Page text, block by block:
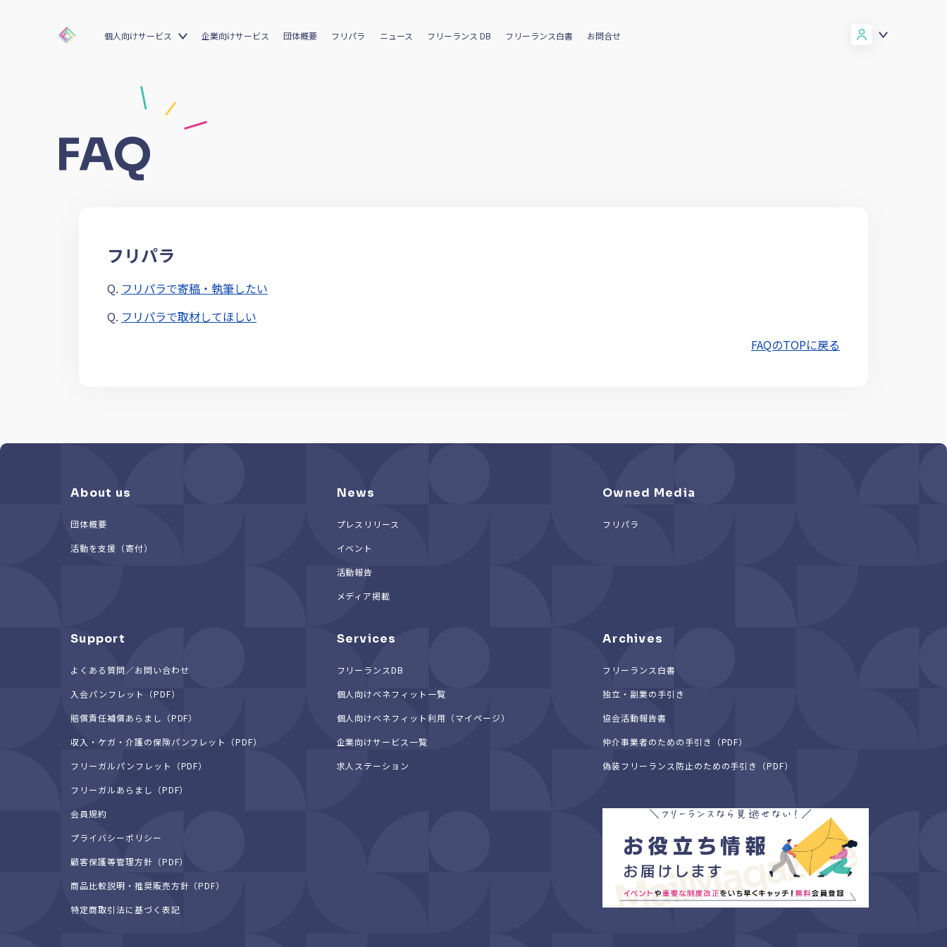
個人向けサービス 企業向けサービス 団体概要 フリパラ ニュース フリーランス DB フリーランス白書 お問合せ
FAQ
フリパラ
Q. フリパラで寄稿・執筆したい
Q. フリパラで取材してほしい
FAQのTOPに戻る
About us
団体概要
活動を支援（寄付）
News
プレスリリース
イベント
活動報告
メディア掲載
Owned Media
フリパラ
Support
よくある質問／お問い合わせ
入会パンフレット（PDF）
賠償責任補償あらまし（PDF）
収入・ケガ・介護の保険パンフレット（PDF）
フリーガルパンフレット（PDF）
フリーガルあらまし（PDF）
会員規約
プライバシーポリシー
顧客保護等管理方針（PDF）
商品比較説明・推奨販売方針（PDF）
特定商取引法に基づく表記
Services
フリーランスDB
個人向けベネフィット一覧
個人向けベネフィット利用（マイページ）
企業向けサービス一覧
求人ステーション
Archives
フリーランス白書
独立・副業の手引き
協会活動報告書
仲介事業者のための手引き（PDF）
偽装フリーランス防止のための手引き（PDF）